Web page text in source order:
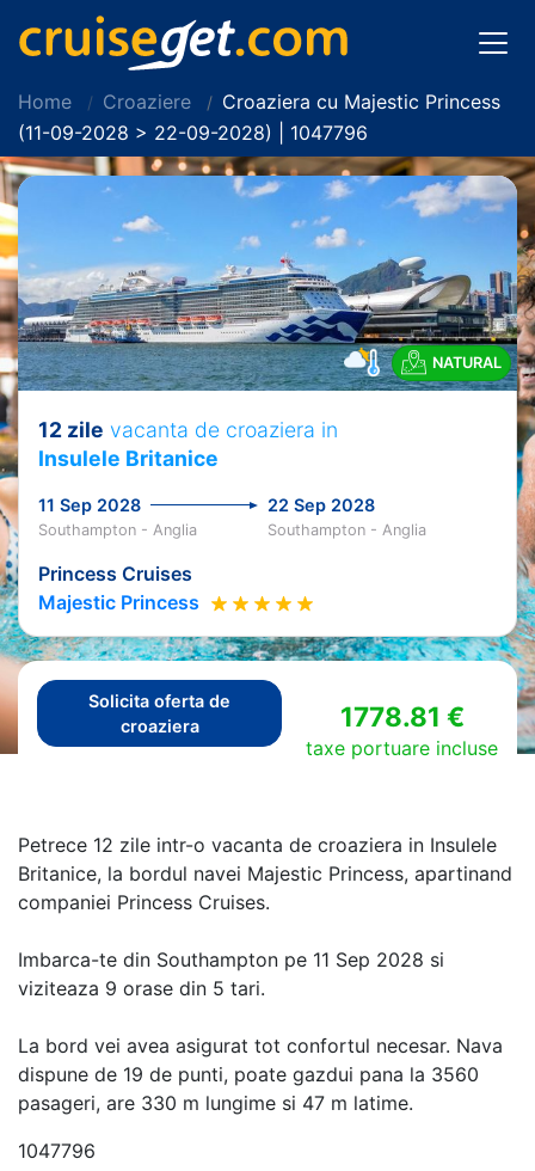
Home Croaziere
Croaziera cu Majestic Princess
(11-09-2028 > 22-09-2028) | 1047796
NATURAL
12 zile vacanta de croaziera in
Insulele Britanice
11 Sep 2028 22 Sep 2028
Southampton - Anglia Southampton - Anglia
Princess Cruises
Majestic Princess
Solicita oferta de
croaziera
1778.81 €
taxe portuare incluse
Petrece 12 zile intr-o vacanta de croaziera in Insulele
Britanice, la bordul navei Majestic Princess, apartinand
companiei Princess Cruises.
Imbarca-te din Southampton pe 11 Sep 2028 si
viziteaza 9 orase din 5 tari.
La bord vei avea asigurat tot confortul necesar. Nava
dispune de 19 de punti, poate gazdui pana la 3560
pasageri, are 330 m lungime si 47 m latime.
1047796